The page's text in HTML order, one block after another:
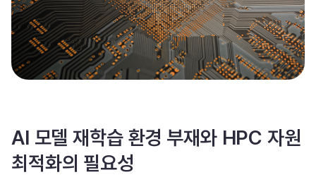
AI 모델 재학습 환경 부재와 HPC 자원
최적화의 필요성